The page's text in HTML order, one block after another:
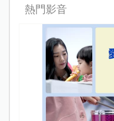
熱門影音